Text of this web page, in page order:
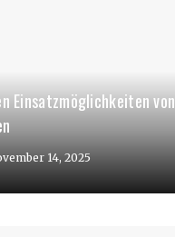
Einsatzmöglichkeiten von
14, 2025